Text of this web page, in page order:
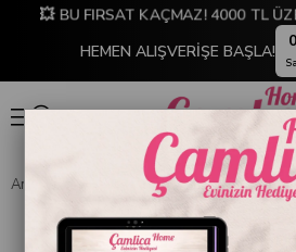
💥 BU FIRSAT KAÇMAZ! 4000 TL
HEMEN ALIŞVERİŞE BAŞLA!
Anasayfa Nely Sıvı Sabunluk